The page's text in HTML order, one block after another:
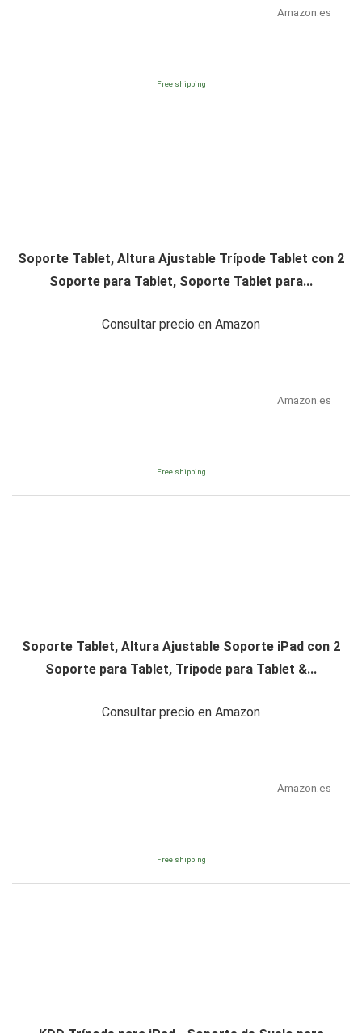
Amazon.es
Free shipping
Soporte Tablet, Altura Ajustable Trípode Tablet con 2
Soporte para Tablet, Soporte Tablet para...
Consultar precio en Amazon
Amazon.es
Free shipping
Soporte Tablet, Altura Ajustable Soporte iPad con 2
Soporte para Tablet, Tripode para Tablet &...
Consultar precio en Amazon
Amazon.es
Free shipping